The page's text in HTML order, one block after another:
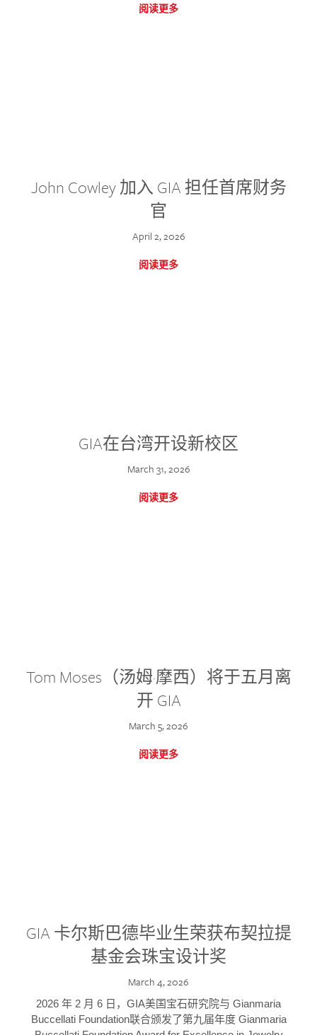
阅读更多
John Cowley 加入 GIA 担任首席财务
官
April 2, 2026
阅读更多
GIA在台湾开设新校区
March 31, 2026
阅读更多
Tom Moses（汤姆·摩西）将于五月离
开 GIA
March 5, 2026
阅读更多
GIA 卡尔斯巴德毕业生荣获布契拉提
基金会珠宝设计奖
March 4, 2026
2026 年 2 月 6 日，GIA美国宝石研究院与 Gianmaria
Buccellati Foundation联合颁发了第九届年度 Gianmaria